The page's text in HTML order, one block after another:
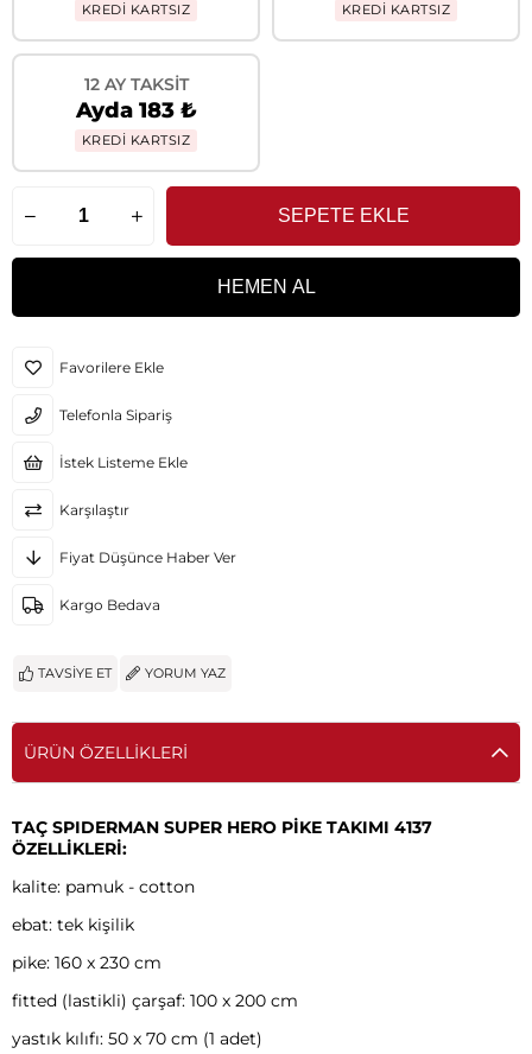
KREDİ KARTSIZ KREDİ KARTSIZ
12 AY TAKSIT
Ayda 183 ₺
KREDİ KARTSIZ
Favorilere Ekle
Telefonla Sipariş
İstek Listeme Ekle
Karşılaştır
Fiyat Düşünce Haber Ver
Kargo Bedava
TAVSIYE ET YORUM YAZ
ÜRÜN ÖZELLIKLERI
TAÇ SPIDERMAN SUPER HERO PİKE TAKIMI 4137
ÖZELLİKLERİ:
kalite: pamuk - cotton
ebat: tek kişilik
pike: 160 x 230 cm
fitted (lastikli) çarşaf: 100 x 200 cm
yastık kılıfı: 50 x 70 cm (1 adet)